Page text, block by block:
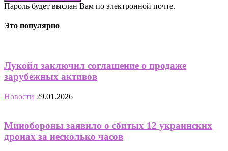
Пароль будет выслан Вам по электронной почте.
Это популярно
Лукойл заключил соглашение о продаже
зарубежных активов
Новости 29.01.2026
Минобороны заявило о сбитых 12 украинских
дронах за несколько часов